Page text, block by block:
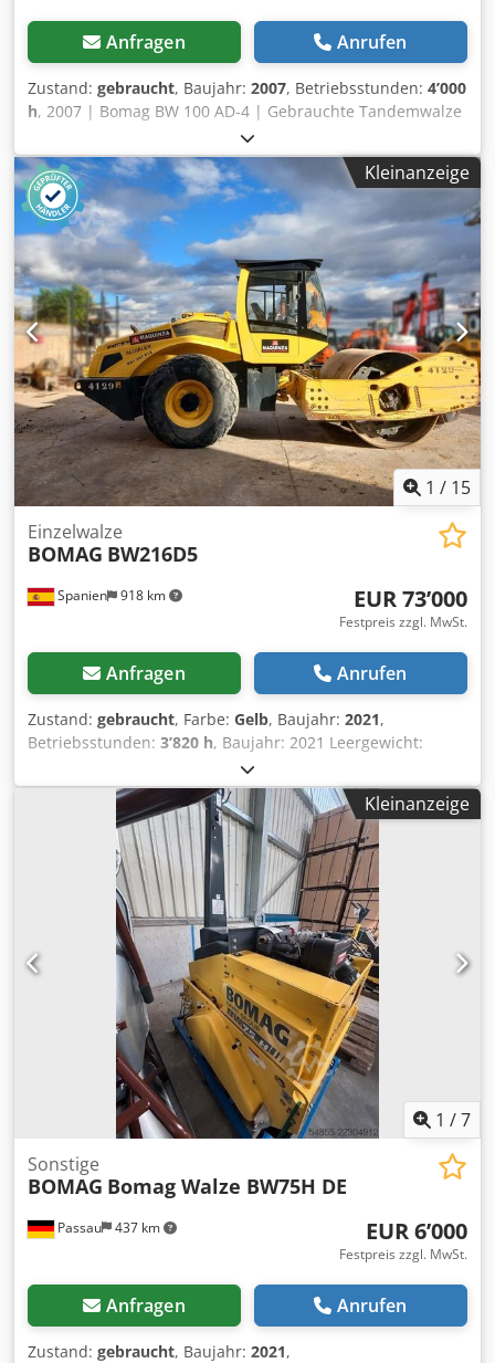
Anfragen Anrufen
Zustand: gebraucht, Baujahr: 2007, Betriebsstunden: 4’000
h, 2007 | Bomag BW 100 AD-4 | Gebrauchte Tandemwalze
| 4000 hours 📍Location: Frankreich 🚛 Delivery available to
your destination – Use our shipping calculator to estimate
transport costs! 💰 Buy Now for EUR 8500 or Make an Offer.
Payment at delivery available for an affordable fee (subject
to approval)* 👷‍♂️ Inspected by an independent expert 44
Inspektionspunkte 42 genehmigt ✅ 2 unvollkommene ℹ️ 0
Ausgaben ⚠️ 📌 Inspector's Comment: Maschine in gutem
Zustand. Der Zähler wurde ausgetauscht, daher sind die
200 Stunden nicht real, aber alles ist in Ordnung und es
gibt nichts zu berichten. 📄 Want to see the full inspection,
extra photos, or a video? Tip: The reference "40959
Equippo" is commonly used when looking up more details
online. Chedszim T Hepfx Adpsa 💡 Why this machine and
our service stands out: ✔ Thorough inspection by
professionals ✔ Jobsite delivery available ✔ Money-Back
Guaranteed ✔ Secure and flexible payment options 🔄
Considering other equipment options? We offer helpful
tools and resources for all equipment owners and
operators – easily accessible on our platform.
Kleinanzeige
1 / 15
Spanien 918 km
Einzelwalze
BOMAG BW216D5
EUR 73’000
Festpreis zzgl. MwSt.
Anfragen Anrufen
Zustand: gebraucht, Farbe: Gelb, Baujahr: 2021,
Betriebsstunden: 3’820 h, Baujahr: 2021 Leergewicht:
16.000 kg Abmessungen (L x B x H): 622 x 230 x 299 cm
Motortyp: Deutz DEUTZ TCD4.1 L-4 Cjdpfxjx Sqhie Adpsha
Kleinanzeige
1 /7
Passau 437 km
Sonstige
BOMAG Bomag Walze BW75H DE
EUR 6’000
Festpreis zzgl. MwSt.
Anfragen Anrufen
Zustand: gebraucht, Baujahr: 2021,